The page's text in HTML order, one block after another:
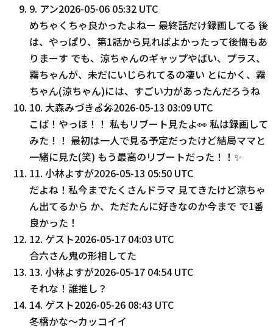
9. アン2026-05-06 05:32 UTC
めちゃくちゃ良かったよねー 最終話だけ録画してる 後
は、やっぱり、第1話から見ればよかったって後悔もあ
りまーす でも、涼ちゃんのギャップやばい、プラス、
霧ちゃんが、未だにいじられてるの凄い とにかく、霧
ちゃん(涼ちゃん)には、すごい力があったんだろうね
10. 大森みづき🍏🎤2026-05-13 03:09 UTC
こば！やっほ！！ 私もリブート見たよ👀 私は録画して
みた！！ 最初は一人で見る予定だったけど結局ママと
一緒に見た(笑) もう最高のリブートだった！！✨
11. 小林よすが2026-05-13 05:50 UTC
だよね！私今までたくさんドラマ 見てきたけど涼ちゃ
ん出てるから か、ただたんに好きなのか今まで で1番
良かった！
12. ゲスト2026-05-17 04:03 UTC
合六さん鬼の形相してた
13. 小林よすが2026-05-17 04:54 UTC
それな！誰推し？
14. ゲスト2026-05-26 08:43 UTC
冬橋かな〜カッコイイ